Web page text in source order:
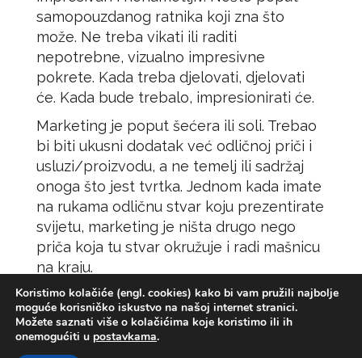
samopouzdanog ratnika koji zna što
može. Ne treba vikati ili raditi
nepotrebne, vizualno impresivne
pokrete. Kada treba djelovati, djelovati
će. Kada bude trebalo, impresionirati će.
Marketing je poput šećera ili soli. Trebao
bi biti ukusni dodatak već odličnoj priči i
usluzi/proizvodu, a ne temelj ili sadržaj
onoga što jest tvrtka. Jednom kada imate
na rukama odličnu stvar koju prezentirate
svijetu, marketing je ništa drugo nego
priča koja tu stvar okružuje i radi mašnicu
na kraju.
Koristimo kolačiće (engl. cookies) kako bi vam pružili najbolje
moguće korisničko iskustvo na našoj internet stranici.
Možete saznati više o kolačićima koje koristimo ili ih
onemogućiti u postavkama.